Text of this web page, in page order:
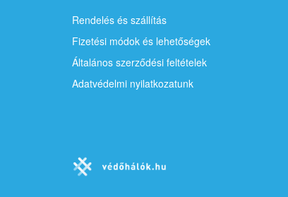
Rendelés és szállítás
Fizetési módok és lehetőségek
Általános szerződési feltételek
Adatvédelmi nyilatkozatunk